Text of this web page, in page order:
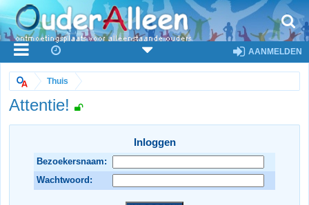
AANMELDEN
Thuis
Attentie!
Inloggen
Bezoekersnaam:
Wachtwoord: